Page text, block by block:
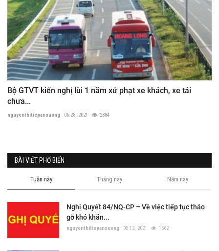
Bộ GTVT kiến nghị lùi 1 năm xử phạt xe khách, xe tải
chưa...
nguyenthitiepansuong 06 28, 2021 2384
BÀI VIẾT PHỔ BIẾN
Tuần này Tháng này Năm nay
Nghị Quyết 84/NQ-CP – Về việc tiếp tục tháo
gỡ khó khăn...
nguyenthitiepansuong 05 12, 2021 1562